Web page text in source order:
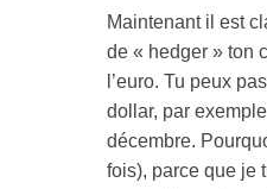
Maintenant il est
de « hedger » ton
l’euro. Tu peux
dollar, par
décembre.
fois), parce que je